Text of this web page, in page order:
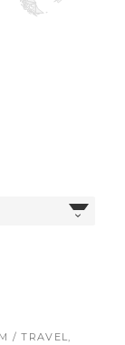
/ TRAVEL,